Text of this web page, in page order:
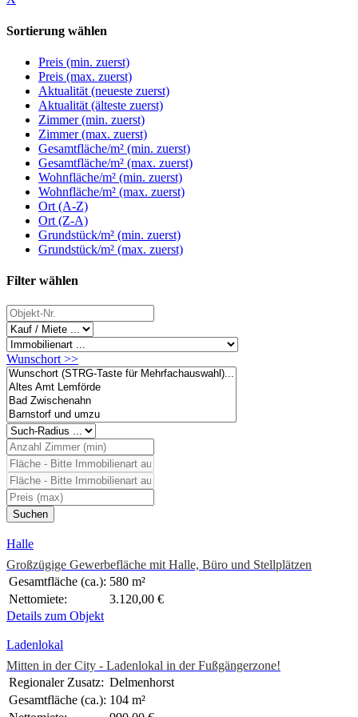
Sortierung wählen
Preis (min. zuerst)
Preis (max. zuerst)
Aktualität (neueste zuerst)
Aktualität (älteste zuerst)
Zimmer (min. zuerst)
Zimmer (max. zuerst)
Gesamtfläche/m² (min. zuerst)
Gesamtfläche/m² (max. zuerst)
Wohnfläche/m² (min. zuerst)
Wohnfläche/m² (max. zuerst)
Ort (A-Z)
Ort (Z-A)
Grundstück/m² (min. zuerst)
Grundstück/m² (max. zuerst)
Filter wählen
Wunschort >>
Halle
Großzügige Gewerbefläche mit Halle, Büro und Stellplätzen
Gesamtfläche (ca.): 580 m²
Nettomiete:
3.120,00 €
Details zum Objekt
Ladenlokal
Mitten in der City - Ladenlokal in der Fußgängerzone!
Regionaler Zusatz: Delmenhorst
Gesamtfläche (ca.): 104 m²